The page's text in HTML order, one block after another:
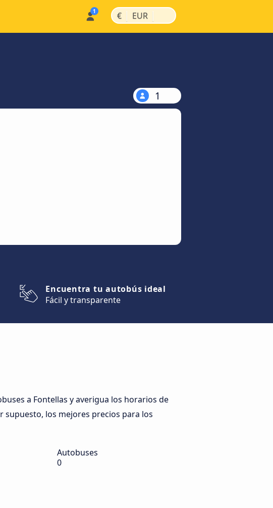
€ | EUR |
1
Encuentra tu autobús ideal
Fácil y transparente
a Fontellas y averigua los horarios de
supuesto, los mejores precios para los
Autobuses
0